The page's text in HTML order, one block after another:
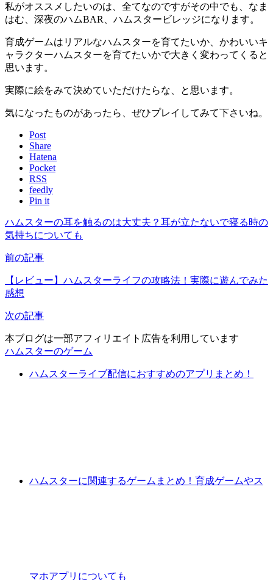
私がオススメしたいのは、全てなのですがその中でも、なま
はむ、深夜のハムBAR、ハムスタービレッジになります。
育成ゲームはリアルなハムスターを育てたいか、かわいいキ
ャラクターハムスターを育てたいかで大きく変わってくると
思います。
実際に絵をみて決めていただけたらな、と思います。
気になったものがあったら、ぜひプレイしてみて下さいね。
Post
Share
Hatena
Pocket
RSS
feedly
Pin it
ハムスターの耳を触るのは大丈夫？耳が立たないで寝る時の
気持ちについても
前の記事
【レビュー】ハムスターライフの攻略法！実際に遊んでみた
感想
次の記事
本ブログは一部アフィリエイト広告を利用しています
ハムスターのゲーム
ハムスターライブ配信におすすめのアプリまとめ！
ハムスターに関連するゲームまとめ！育成ゲームやス
マホアプリについても